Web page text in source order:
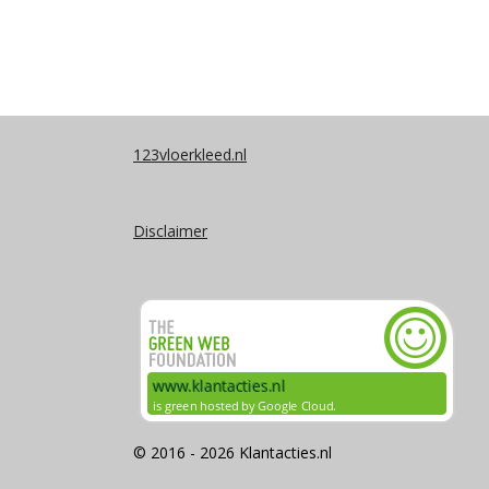
123vloerkleed.nl
Disclaimer
© 2016 - 2026 Klantacties.nl